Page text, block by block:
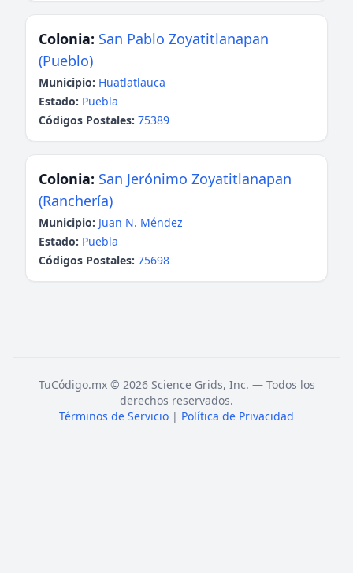
Colonia: San Pablo Zoyatitlanapan
(Pueblo)
Municipio: Huatlatlauca
Estado: Puebla
Códigos Postales: 75389
Colonia: San Jerónimo Zoyatitlanapan
(Ranchería)
Municipio: Juan N. Méndez
Estado: Puebla
Códigos Postales: 75698
TuCódigo.mx © 2026 Science Grids, Inc. — Todos los
derechos reservados.
Términos de Servicio | Política de Privacidad